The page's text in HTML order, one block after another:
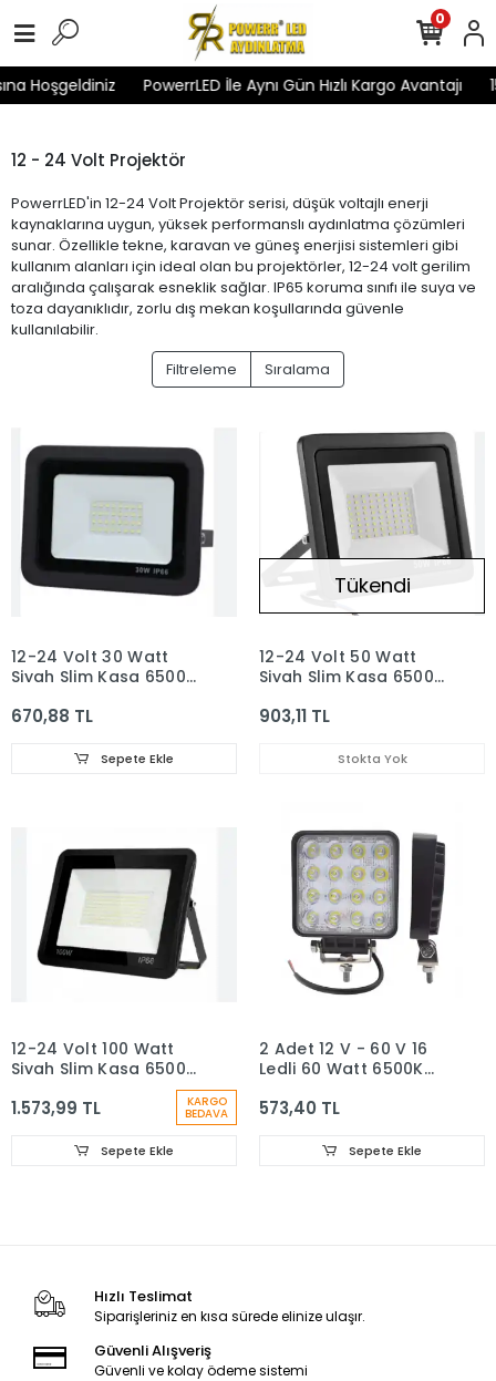
Hoşgeldiniz PowerrLED İle Aynı Gün Hızlı Kargo Avantajı
0
12 - 24 Volt Projektör
PowerrLED'in 12-24 Volt Projektör serisi, düşük voltajlı enerji
kaynaklarına uygun, yüksek performanslı aydınlatma çözümleri
sunar. Özellikle tekne, karavan ve güneş enerjisi sistemleri gibi
kullanım alanları için ideal olan bu projektörler, 12-24 volt gerilim
aralığında çalışarak esneklik sağlar. IP65 koruma sınıfı ile suya ve
toza dayanıklıdır, zorlu dış mekan koşullarında güvenle
kullanılabilir.
Filtreleme
Sıralama
12-24 Volt 30 Watt
Siyah Slim Kasa 6500K
Projektör
670,88 TL
Sepete Ekle
Tükendi
12-24 Volt 50 Watt
Siyah Slim Kasa 6500K
Projektör
903,11 TL
Stokta Yok
12-24 Volt 100 Watt
Siyah Slim Kasa 6500K
Projektör
1.573,99 TL KARGO
BEDAVA
Sepete Ekle
2 Adet 12 V - 60 V 16
Ledli 60 Watt 6500K
Road IP 65 Led
573,40 TL
Sepete Ekle
Hızlı Teslimat
Siparişleriniz en kısa sürede elinize ulaşır.
Güvenli Alışveriş
Güvenli ve kolay ödeme sistemi